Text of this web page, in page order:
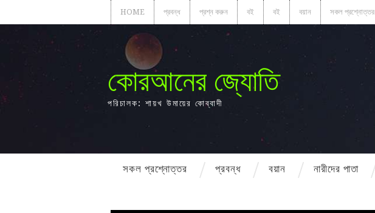
HOME প্রবন্ধ প্রশ্ন করুন বই বই বয়ান সকল প্রশ্নোত্তর
কোরআনের জ্যোতি
পরিচালক: শায়খ উমায়ের কোব্বাদী
সকল প্রশ্নোত্তর প্রবন্ধ বয়ান নারীদের পাতা